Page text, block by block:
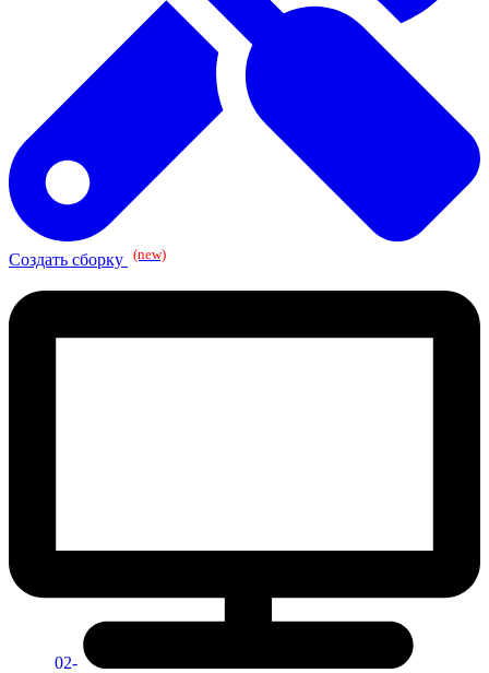
Создать сборку (new)
02-